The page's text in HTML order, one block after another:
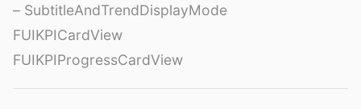
– SubtitleAndTrendDisplayMode
FUIKPICardView
FUIKPIProgressCardView